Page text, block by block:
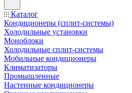
Каталог
Кондиционеры (сплит-системы)
Холодильные установки
Моноблоки
Холодильные сплит-системы
Мобильные кондиционеры
Климатизаторы
Промышленные
Настенные кондиционеры